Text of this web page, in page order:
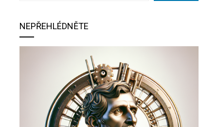
NEPŘEHLÉDNĚTE